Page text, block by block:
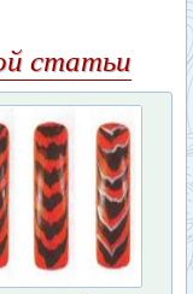
статьи